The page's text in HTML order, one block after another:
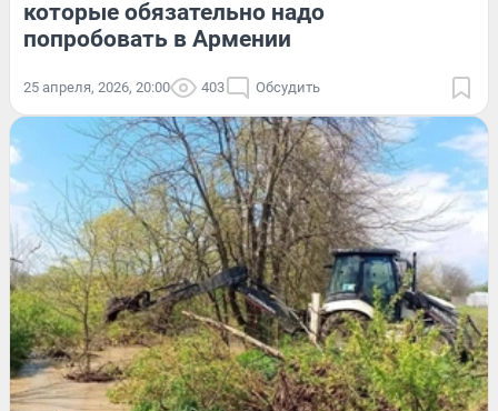
которые обязательно надо
попробовать в Армении
25 апреля, 2026, 20:00 403 Обсудить